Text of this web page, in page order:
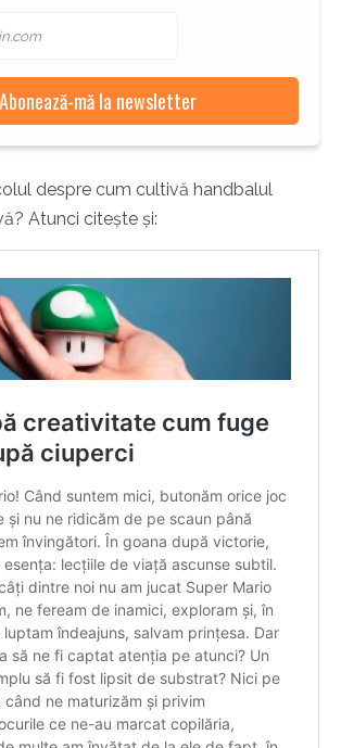
despre cum cultivă handbalul
Atunci citește și: